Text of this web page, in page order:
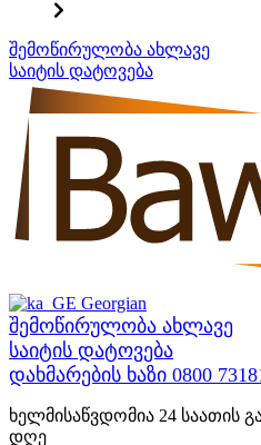
შინაარსზე
გადასვლა
შემოწირულობა ახლავე
საიტის დატოვება
Georgian
შემოწირულობა ახლავე
საიტის დატოვება
დახმარების ხაზი 0800
ხელმისაწვდომია 24 საათის
დღე